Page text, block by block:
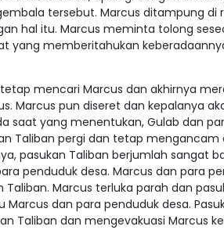
tersebut. Marcus ditampung di
hal itu. Marcus meminta tolong
yang memberitahukan
mencari Marcus dan akhirnya
Marcus pun diseret dan kepalanya
saat yang menentukan, Gulab dan
Taliban pergi dan tetap mengancam
pasukan Taliban berjumlah sangat
penduduk desa. Marcus dan para
Marcus terluka parah dan
dan para penduduk desa.
Taliban dan mengevakuasi Marcus